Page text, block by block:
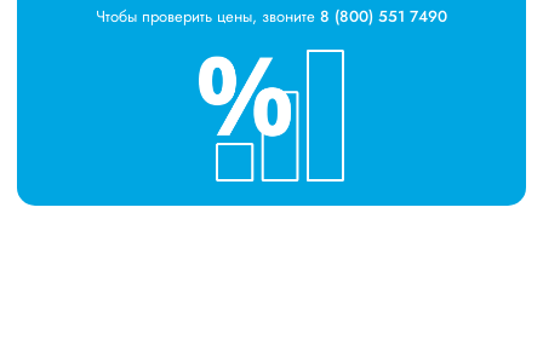
Чтобы проверить цены, звоните 8 (800) 551 7490